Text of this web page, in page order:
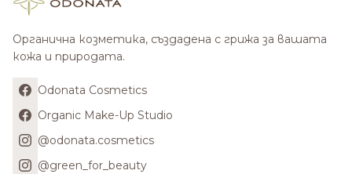
Органична козметика, създадена с грижа за вашата
кожа и природата.
Odonata Cosmetics
Organic Make-Up Studio
@odonata.cosmetics
@green_for_beauty